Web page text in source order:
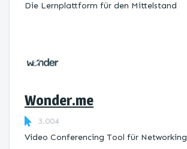
Die Lernplattform ​für den Mittelstand
Wonder.me
3.004
Video Conferencing Tool für Networking